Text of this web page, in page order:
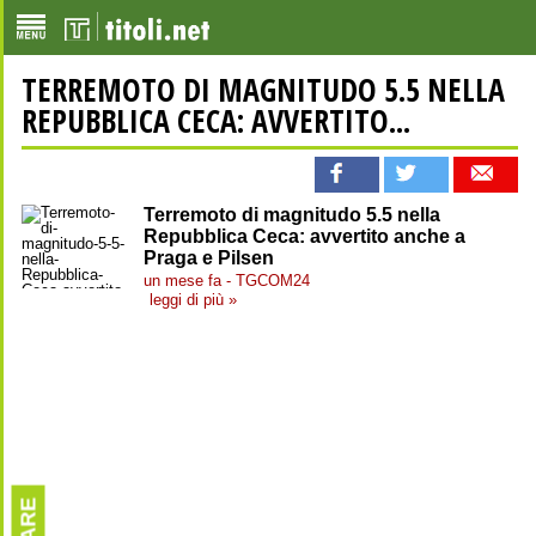
TERREMOTO DI MAGNITUDO 5.5 NELLA
REPUBBLICA CECA: AVVERTITO...
Terremoto di magnitudo 5.5 nella
Repubblica Ceca: avvertito anche a
Praga e Pilsen
un mese fa - TGCOM24
leggi di più »